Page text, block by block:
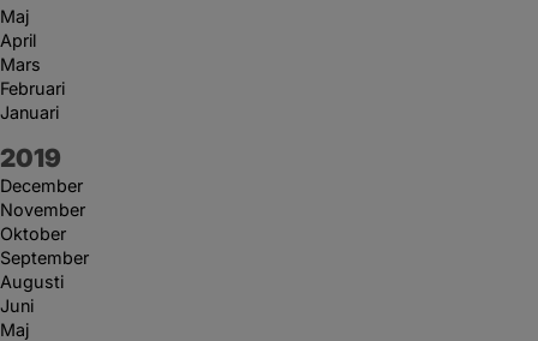
Maj
April
Mars
Februari
Januari
År:
2019
December
November
Oktober
September
Augusti
Juni
Maj